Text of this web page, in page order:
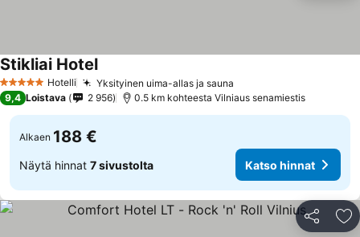
5 Tähtiluokitus
Hotelli Yksityinen uima-allas ja sauna
Stikliai HotelKatso hinnat
9,4 Loistava 2 956 0.5 km kohteesta Vilniaus senamiestis
Alkaen 188 €
Näytä hinnat 7 sivustolta Katso hinnat
Jaa